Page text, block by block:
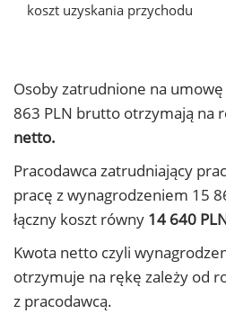
koszt uzyskania przychodu
Osoby zatrudnione na
863 PLN brutto otrzymają na
netto.
Pracodawca zatrudniający
pracę z wynagrodzeniem 15
łączny koszt równy 14 640
Kwota netto czyli
otrzymuje na rękę zależy od
z pracodawcą.